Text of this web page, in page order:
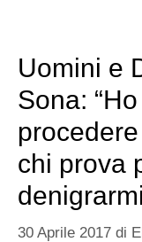
Uomini e
Sona:
chi prova
30 Aprile 2017 di